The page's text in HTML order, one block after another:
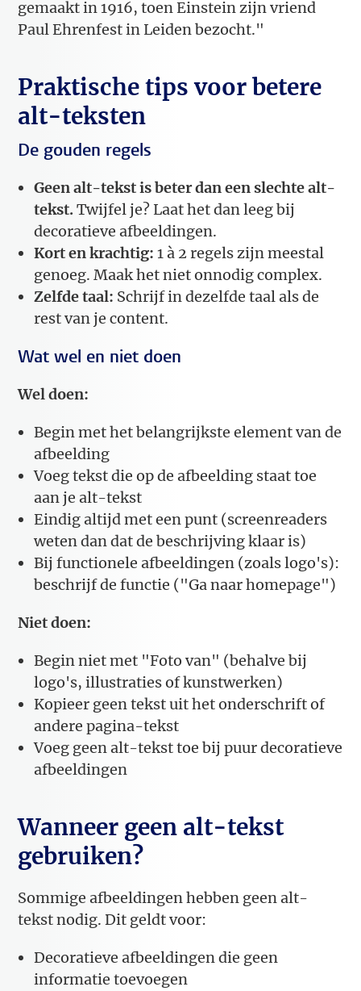
gemaakt in 1916, toen Einstein zijn vriend
Paul Ehrenfest in Leiden bezocht."
Praktische tips voor betere
alt-teksten
De gouden regels
Geen alt-tekst is beter dan een slechte alt-
tekst.Twijfel je? Laat het dan leeg bij
decoratieve afbeeldingen.
Kort en krachtig: 1 à 2 regels zijn meestal
genoeg. Maak het niet onnodig complex.
Zelfde taal: Schrijf in dezelfde taal als de
rest van je content.
Wat wel en niet doen
Wel doen:
Begin met het belangrijkste element van de
afbeelding
Voeg tekst die op de afbeelding staat toe
aan je alt-tekst
Eindig altijd met een punt (screenreaders
weten dan dat de beschrijving klaar is)
Bij functionele afbeeldingen (zoals logo's):
beschrijf de functie ("Ga naar homepage")
Niet doen:
Begin niet met "Foto van" (behalve bij
logo's, illustraties of kunstwerken)
Kopieer geen tekst uit het onderschrift of
andere pagina-tekst
Voeg geen alt-tekst toe bij puur decoratieve
afbeeldingen
Wanneer geen alt-tekst
gebruiken?
Sommige afbeeldingen hebben geen alt-
tekst nodig. Dit geldt voor:
Decoratieve afbeeldingen die geen
informatie toevoegen